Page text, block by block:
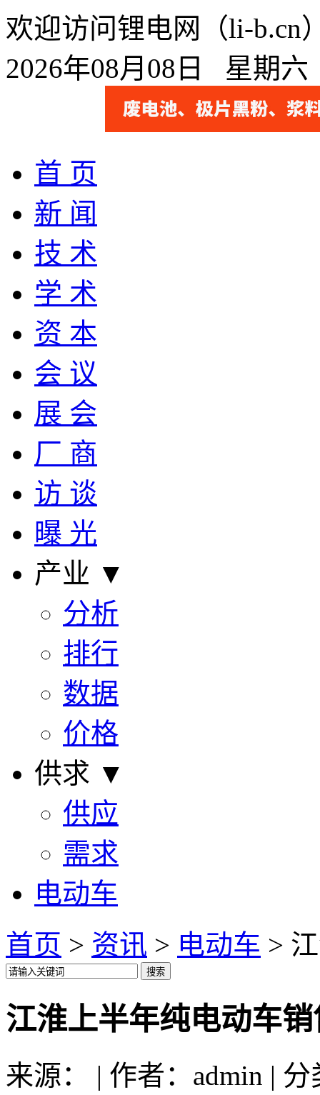
欢迎访问锂电网（li-b.cn
2026年08月08日 星期
首 页
新 闻
技 术
学 术
资 本
会 议
展 会
厂 商
访 谈
曝 光
产业 ▼
分析
排行
数据
价格
供求 ▼
供应
需求
电动车
首页 > 资讯 > 电动车 >
江淮上半年纯电动车
来源： | 作者：admin | 分